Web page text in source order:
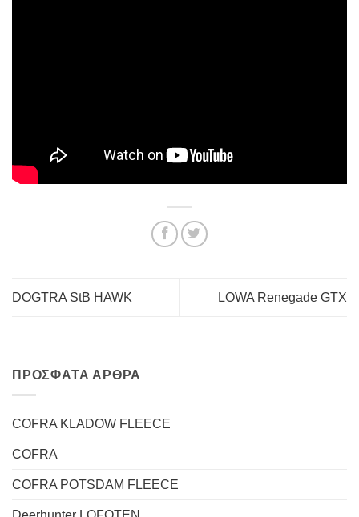
DOGTRA StB HAWK LOWA Renegade GTX
ΠΡΌΣΦΑΤΑ ΆΡΘΡΑ
COFRA KLADOW FLEECE
COFRA
COFRA POTSDAM FLEECE